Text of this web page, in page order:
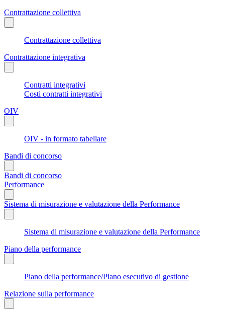
Contrattazione collettiva
Contrattazione collettiva
Contrattazione integrativa
Contratti integrativi
Costi contratti integrativi
OIV
OIV - in formato tabellare
Bandi di concorso
Bandi di concorso
Performance
Sistema di misurazione e valutazione della Performance
Sistema di misurazione e valutazione della Performance
Piano della performance
Piano della performance/Piano esecutivo di gestione
Relazione sulla performance